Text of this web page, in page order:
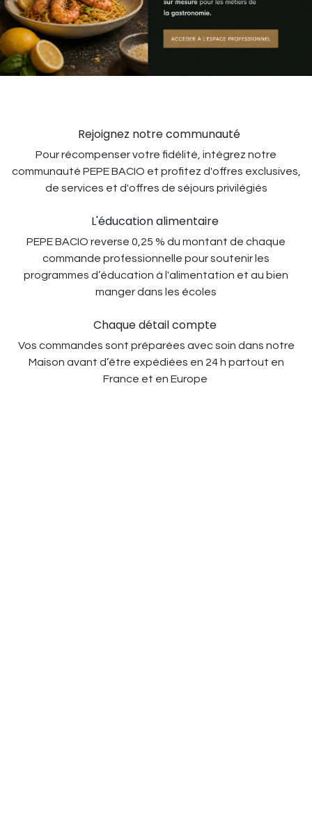
Rejoignez notre communauté
Pour récompenser votre fidélité, intégrez notre
communauté PEPE BACIO et profitez d'offres exclusives,
de services et d'offres de séjours privilégiés
L'éducation alimentaire
PEPE BACIO reverse 0,25 % du montant de chaque
commande professionnelle pour soutenir les
programmes d’éducation à l'alimentation et au bien
manger dans les écoles
Chaque détail compte
Vos commandes sont préparées avec soin dans notre
Maison avant d’être expédiées en 24 h partout en
France et en Europe